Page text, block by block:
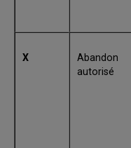
X
Abandon
autorisé